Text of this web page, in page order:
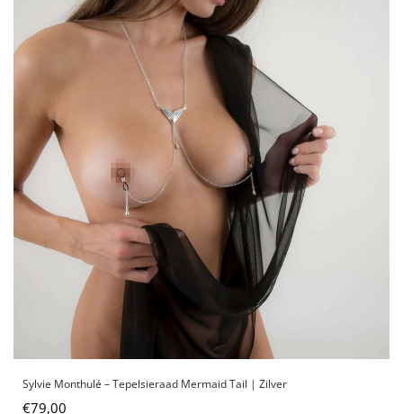
Sylvie Monthulé – Tepelsieraad Mermaid Tail | Zilver
€79,00